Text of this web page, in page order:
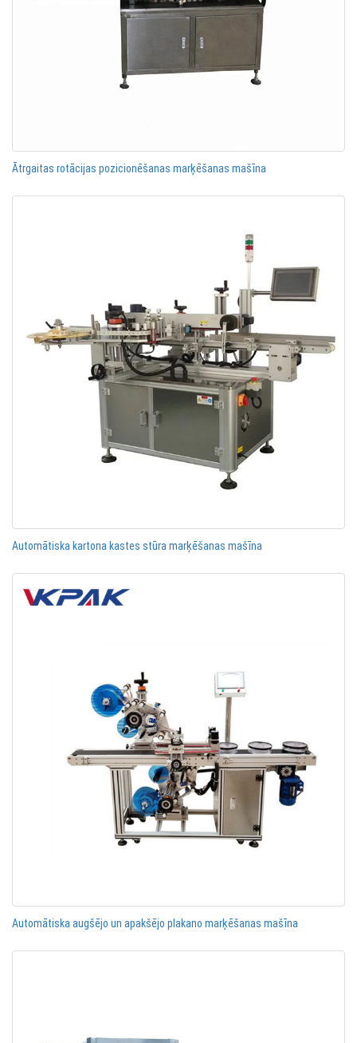
Ātrgaitas rotācijas pozicionēšanas marķēšanas mašīna
Automātiska kartona kastes stūra marķēšanas mašīna
Automātiska augšējo un apakšējo plakano marķēšanas mašīna